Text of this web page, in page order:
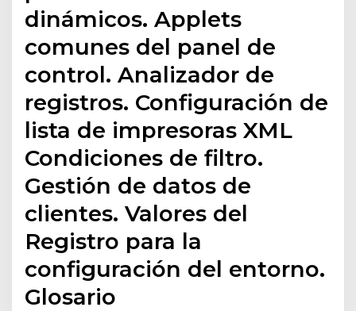
dinámicos. Applets
comunes del panel de
control. Analizador de
registros. Configuración de
lista de impresoras XML
Condiciones de filtro.
Gestión de datos de
clientes. Valores del
Registro para la
configuración del entorno.
Glosario